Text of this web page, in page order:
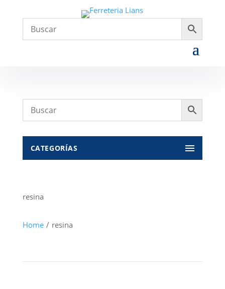
CATEGORÍAS
resina
Home / resina